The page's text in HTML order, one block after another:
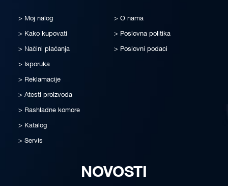
Moj nalog
Kako kupovati
Načini plaćanja
Isporuka
Reklamacije
Atesti proizvoda
Rashladne komore
Katalog
Servis
O nama
Poslovna politika
Poslovni podaci
NOVOSTI